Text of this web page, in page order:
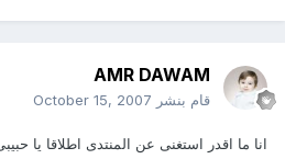
AMR DAWAM
قام بنشر October 15, 2007
انا ما اقدر استغنى عن المنتدى اطلاقا يا حبيبى